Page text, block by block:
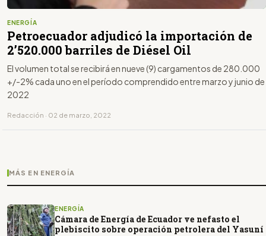
ENERGÍA
Petroecuador adjudicó la importación de
2’520.000 barriles de Diésel Oil
El volumen total se recibirá en nueve (9) cargamentos de 280.000
+/-2% cada uno en el período comprendido entre marzo y junio de
2022
Redacción · 02 de marzo, 2022
MÁS EN ENERGÍA
ENERGÍA
Cámara de Energía de Ecuador ve nefasto el
plebiscito sobre operación petrolera del Yasuní